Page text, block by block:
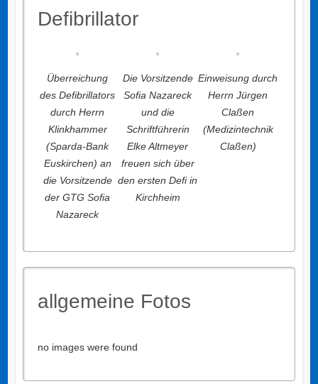
Defibrillator
Überreichung
des Defibrillators
durch Herrn
Klinkhammer
(Sparda-Bank
Euskirchen) an
die Vorsitzende
der GTG Sofia
Nazareck
Die Vorsitzende
Sofia Nazareck
und die
Schriftführerin
Elke Altmeyer
freuen sich über
den ersten Defi in
Kirchheim
Einweisung durch
Herrn Jürgen
Claßen
(Medizintechnik
Claßen)
allgemeine Fotos
no images were found